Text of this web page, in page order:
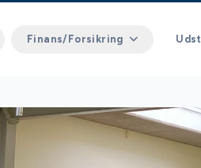
Finans/Forsikring